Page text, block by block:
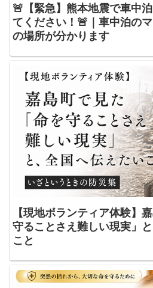
🚨【緊急】熊本地震で車中
てください！🚨｜車中泊の
の場所が分かります
【現地ボランティア体験】
守ることさえ難しい現実」
こと